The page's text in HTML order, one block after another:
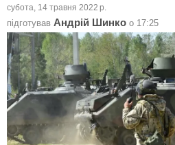
субота, 14 травня 2022 р.
підготував Андрій Шинко о 17:25